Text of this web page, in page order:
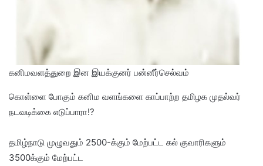
கனிமவளத்துறை இன இயக்குனர் பன்னீர்செல்வம்
கொள்ளை போகும் கனிம வளங்களை காப்பாற்ற தமிழக முதல்வர்
நடவடிக்கை எடுப்பாரா!?
தமிழ்நாடு முழுவதும் 2500-க்கும் மேற்பட்ட கல் குவாரிகளும்
3500க்கும் மேற்பட்ட